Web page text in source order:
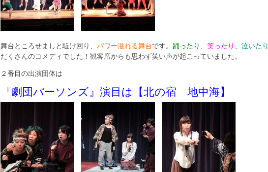
舞台ところせましと駈け回り、 パワー溢れる舞台です。 踊ったり 笑ったり 泣いたり
だくさんのコメディでした！観客席からも思わず笑い声が起こっていました。
２番目の出演団体は
『劇団パーソンズ』演目は【北の宿 地中海】